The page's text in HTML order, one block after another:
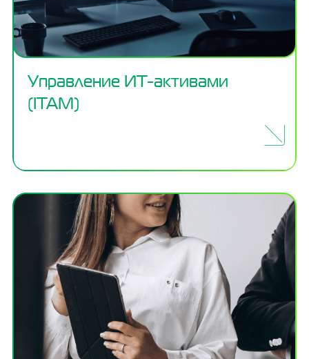
Управление ИТ-активами
(ITAM)